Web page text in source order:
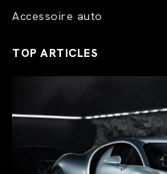
Accessoire auto
TOP ARTICLES